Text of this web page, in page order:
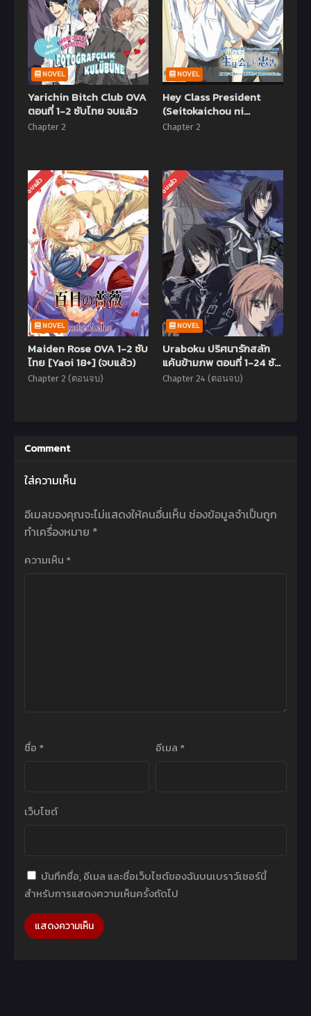
NOVEL
Yarichin Bitch Club OVA
ตอนที่ 1-2 ซับไทย จบแล้ว
Chapter 2
NOVEL
Hey Class President
(Seitokaichou ni
Chuukoku) ตอนที่ 1-2 ซับ
Chapter 2
จบแล้ว
NOVEL
Maiden Rose OVA 1-2 ซับ
ไทย [Yaoi 18+] (จบแล้ว)
Chapter 2 (ตอนจบ)
จบแล้ว
NOVEL
Uraboku ปริศนารักสลัก
แค้นข้ามภพ ตอนที่ 1-24 ซับ
ไทย (จบแล้ว)
Chapter 24 (ตอนจบ)
Comment
ใส่ความเห็น
อีเมลของคุณจะไม่แสดงให้คนอื่นเห็น ช่องข้อมูลจำเป็นถูก
ทำเครื่องหมาย *
ความเห็น *
ชื่อ * อีเมล *
เว็บไซต์
บันทึกชื่อ, อีเมล และชื่อเว็บไซต์ของฉันบนเบราว์เซอร์นี้
สำหรับการแสดงความเห็นครั้งถัดไป